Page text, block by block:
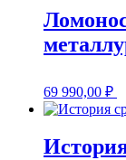
69 990,00 ₽